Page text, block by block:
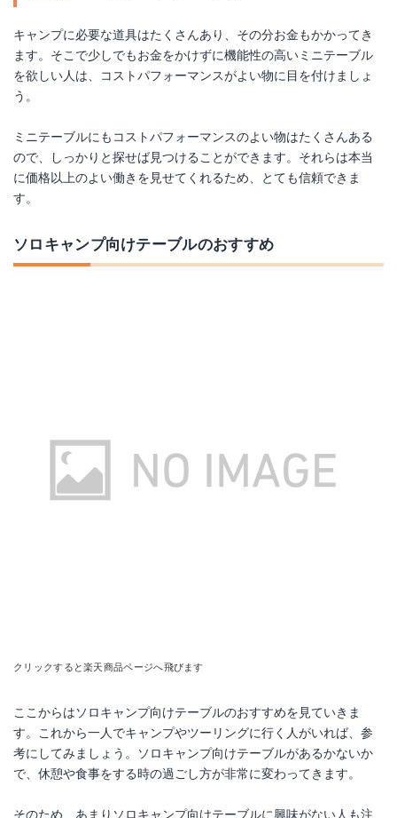
キャンプに必要な道具はたくさんあり、その分お金もかかってき
ます。そこで少しでもお金をかけずに機能性の高いミニテーブル
を欲しい人は、コストパフォーマンスがよい物に目を付けましょ
う。
ミニテーブルにもコストパフォーマンスのよい物はたくさんある
ので、しっかりと探せば見つけることができます。それらは本当
に価格以上のよい働きを見せてくれるため、とても信頼できま
す。
ソロキャンプ向けテーブルのおすすめ
クリックすると楽天商品ページへ飛びます
ここからはソロキャンプ向けテーブルのおすすめを見ていきま
す。これから一人でキャンプやツーリングに行く人がいれば、参
考にしてみましょう。ソロキャンプ向けテーブルがあるかないか
で、休憩や食事をする時の過ごし方が非常に変わってきます。
そのため、あまりソロキャンプ向けテーブルに興味がない人も注